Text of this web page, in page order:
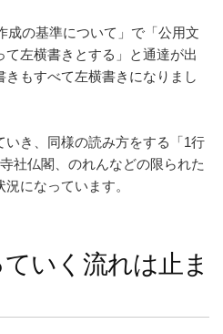
成の基準について」で「公用文
左横書きとする」と通達が出
もすべて左横書きになりまし
いき、同様の読み方をする「1行
社仏閣、のれんなどの限られた
になっています。
いく流れは止ま